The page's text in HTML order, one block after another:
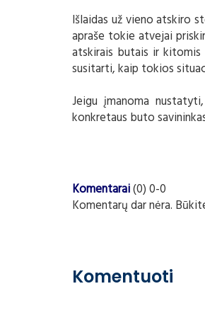
Išlaidas už vieno atskiro
apraše tokie atvejai
atskirais butais ir
susitarti, kaip tokios
Jeigu įmanoma
konkretaus buto
Komentarai(0) 0-0
Komentarų dar nėra.
Komentuoti